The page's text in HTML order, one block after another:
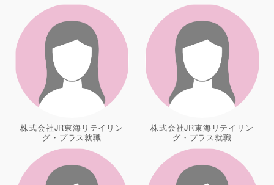
株式会社JR東海リテイリン
グ・プラス就職
株式会社JR東海リテイリン
グ・プラス就職